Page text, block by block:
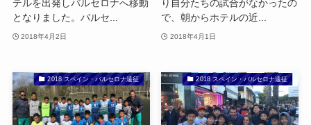
テルを出発しバルセロナへ移動
となりました。バルセ...
2018年4月2日
り自分たちの試合がなかったの
で、朝からホテルの近...
2018年4月1日
2018 スペイン・バルセロナ遠征 2018 スペイン・バルセロナ遠征